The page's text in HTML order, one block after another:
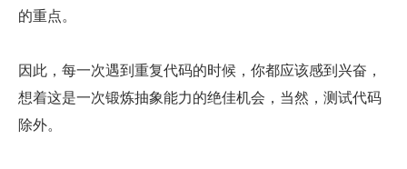
的重点。
因此，每一次遇到重复代码的时候，你都应该感到兴奋，
想着这是一次锻炼抽象能力的绝佳机会，当然，测试代码
除外。